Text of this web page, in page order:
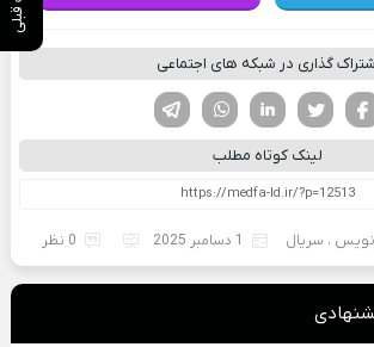
گذاری در شبکه های اجتماعی
لینکدین تویتر
فیسوک
لینک کوتاه مطلب
، سریال 1 دسامبر 2025 0 نظر